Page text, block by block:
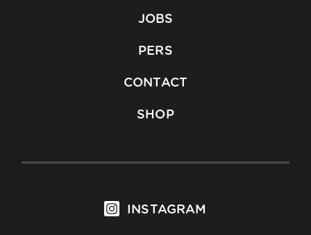
JOBS
PERS
CONTACT
SHOP
INSTAGRAM